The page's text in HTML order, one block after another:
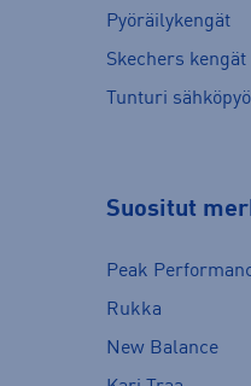
Pyöräilykengät
Skechers kengät
Tunturi
Suositut
Peak
Rukka
New Balance